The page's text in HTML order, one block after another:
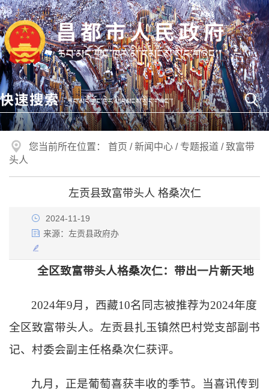
您当前所在位置： 首页 /新闻中心 / 专题报道 / 致富带
头人
左贡县致富带头人 格桑次仁
2024-11-19
来源： 左贡县政府办
全区致富带头人格桑次仁：带出一片新天地
2024年9月，西藏10名同志被推荐为2024年度
全区致富带头人。左贡县扎玉镇然巴村党支部副书
记、村委会副主任格桑次仁获评。
九月，正是葡萄喜获丰收的季节。当喜讯传到